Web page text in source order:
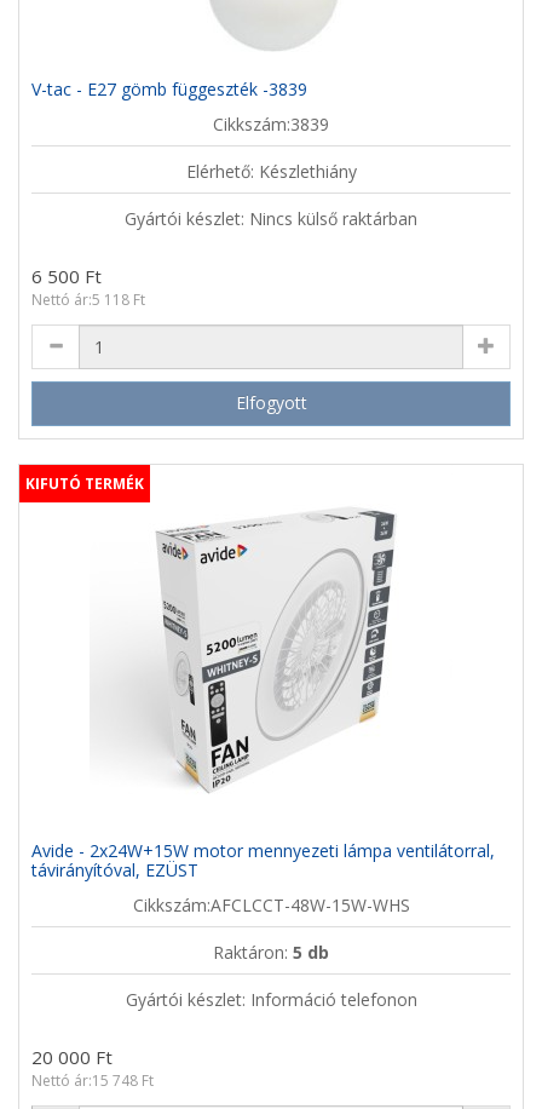
V-tac - E27 gömb függeszték -3839
Cikkszám:3839
Elérhető: Készlethiány
Gyártói készlet: Nincs külső raktárban
6 500 Ft
Nettó ár:5 118 Ft
Elfogyott
KIFUTÓ TERMÉK
Avide - 2x24W+15W motor mennyezeti lámpa ventilátorral,
távirányítóval, EZÜST
Cikkszám:AFCLCCT-48W-15W-WHS
Raktáron: 5 db
Gyártói készlet: Információ telefonon
20 000 Ft
Nettó ár:15 748 Ft